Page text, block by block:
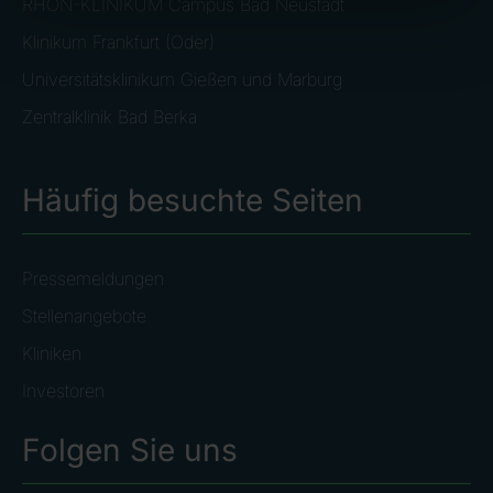
Klinikum Frankfurt (Oder)
Universitätsklinikum Gießen und Marburg
Zentralklinik Bad Berka
Häufig besuchte Seiten
Pressemeldungen
Stellenangebote
Kliniken
Investoren
Folgen Sie uns